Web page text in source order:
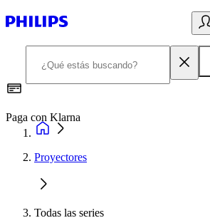
Paga con Klarna
Proyectores
Todas las series